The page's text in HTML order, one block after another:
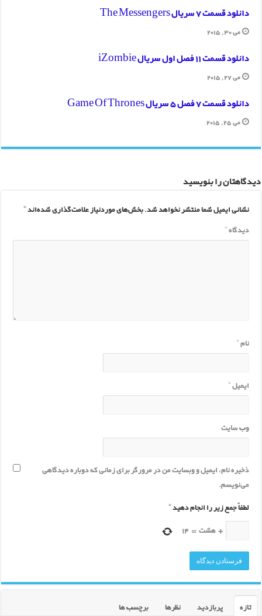
دانلود قسمت 7 سریال The Messengers
می 30, 2015
دانلود قسمت 11 فصل اول سریال iZombie
می 27, 2015
دانلود قسمت 7 فصل 5 سریال Game Of Thrones
می 25, 2015
دیدگاهتان را بنویسید
نشانی ایمیل شما منتشر نخواهد شد.بخش‌های موردنیاز علامت‌گذاری شده‌اند*
دیدگاه*
نام*
ایمیل*
وب‌ سایت
ذخیره نام، ایمیل و وبسایت من در مرورگر برای زمانی که دوباره دیدگاهی
می‌نویسم.
لطفاً جمع زیر را انجام دهید*
+هشت=
14
تازه پربازدید نظرها
برچسب ها